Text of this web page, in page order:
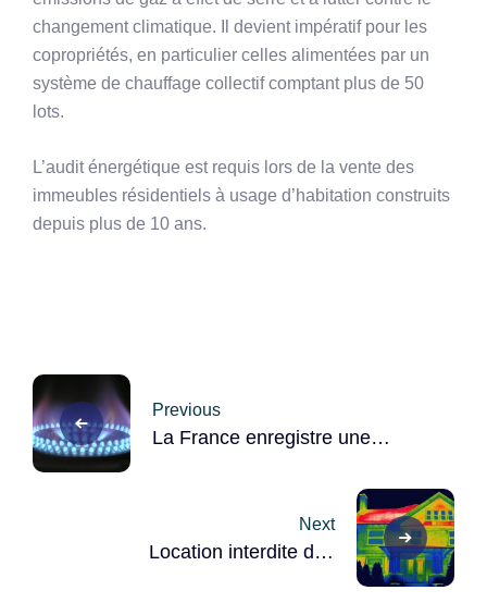
changement climatique. Il devient impératif pour les
copropriétés, en particulier celles alimentées par un
système de chauffage collectif comptant plus de 50
lots.
L’audit énergétique est requis lors de la vente des
immeubles résidentiels à usage d’habitation construits
depuis plus de 10 ans.
Post
navigation
Previous
La France enregistre une
bas : vers une ère énergétique
Next
Location interdite des